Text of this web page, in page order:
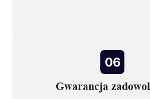
06
Gwarancja